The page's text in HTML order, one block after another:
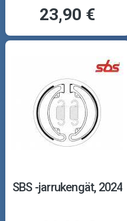
23,90 €
SBS -jarrukengät, 2024